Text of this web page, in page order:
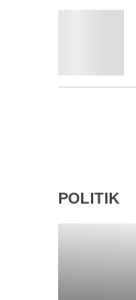
POLITIK